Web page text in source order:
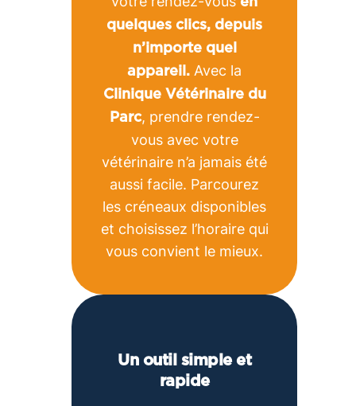
quelques clics, depuis
n’importe quel
appareil. Avec la
Clinique Vétérinaire du
Parc, prendre rendez-
vous avec votre
vétérinaire n’a jamais été
aussi facile. Parcourez
les créneaux disponibles
et choisissez l’horaire qui
vous convient le mieux.
Un outil simple et
rapide